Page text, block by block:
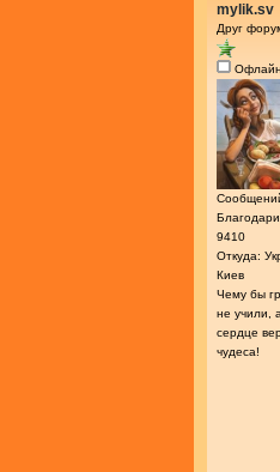
mylik.sv
Друг
Офлайн
9410
Откуда:
Киев
Чему бы
не учили, а
сердце
чудеса!